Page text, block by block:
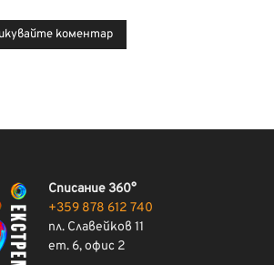
Списание 360°
+359 878 612 740
пл. Славейков 11
ет. 6, офис 2